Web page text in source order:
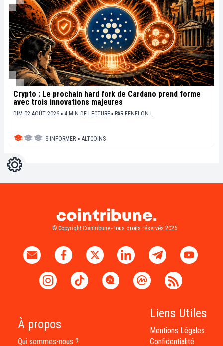
Crypto : Le prochain hard fork de Cardano prend forme
avec trois innovations majeures
DIM 02 AOÛT 2026 ▪ 4 MIN DE LECTURE ▪ PAR FENELON L.
S'INFORMER ▪ ALTCOINS
Réglages
© Copyright Cointribune - tous droits réservés 2026
À propos
Qui sommes-nous ?
Liens Utiles
Mentions Légales
Confidentialité